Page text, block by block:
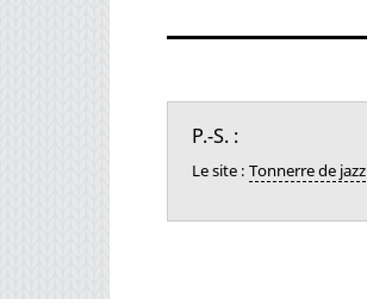
P.-S. :
Le site :Tonnerre de jazz